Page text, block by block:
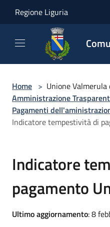
Regione Liguria
Home > Unione
Amministrazione
Pagamenti
Indicatore tempestività di
Indicatore
pagamento
Ultimo aggiornamento: 8